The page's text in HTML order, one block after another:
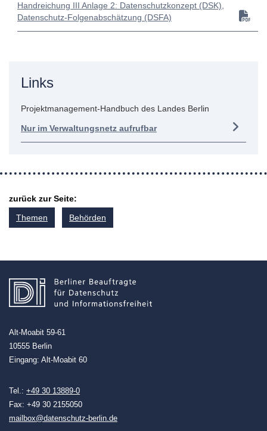
Handreichung III Anlage 2: Datenschutzkonzept (DSK),
Datenschutz-Folgenabschätzung (DSFA)
Links
Projektmanagement-Handbuch des Landes Berlin
Nur im Verwaltungsnetz aufrufbar
zurück zur Seite:
Themen
Behörden
Alt-Moabit 59-61
10555 Berlin
Eingang: Alt-Moabit 60
Tel.: +49 30 13889-0
Fax: +49 30 2155050
mailbox@datenschutz-berlin.de